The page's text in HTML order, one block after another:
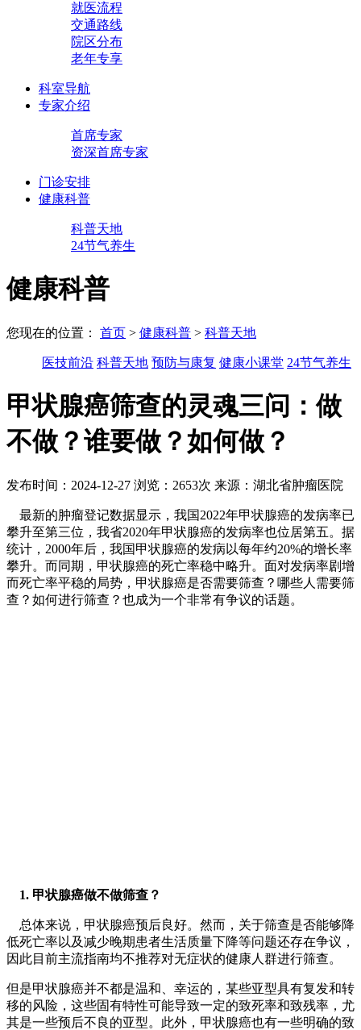
就医流程
交通路线
院区分布
老年专享
科室导航
专家介绍
首席专家
资深首席专家
门诊安排
健康科普
科普天地
24节气养生
健康科普
您现在的位置： 首页 > 健康科普 > 科普天地
医技前沿 科普天地 预防与康复 健康小课堂 24节气养生
甲状腺癌筛查的灵魂三问：做
不做？谁要做？如何做？
发布时间：2024-12-27 浏览：2653次 来源：湖北省肿瘤医院
最新的肿瘤登记数据显示，我国2022年甲状腺癌的发病率已
攀升至第三位，我省2020年甲状腺癌的发病率也位居第五。据
统计，2000年后，我国甲状腺癌的发病以每年约20%的增长率
攀升。而同期，甲状腺癌的死亡率稳中略升。面对发病率剧增
而死亡率平稳的局势，甲状腺癌是否需要筛查？哪些人需要筛
查？如何进行筛查？也成为一个非常有争议的话题。
1. 甲状腺癌做不做筛查？
总体来说，甲状腺癌预后良好。然而，关于筛查是否能够降
低死亡率以及减少晚期患者生活质量下降等问题还存在争议，
因此目前主流指南均不推荐对无症状的健康人群进行筛查。
但是甲状腺癌并不都是温和、幸运的，某些亚型具有复发和转
移的风险，这些固有特性可能导致一定的致死率和致残率，尤
其是一些预后不良的亚型。此外，甲状腺癌也有一些明确的致